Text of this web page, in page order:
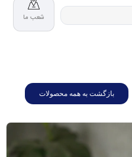
شعب ما
بازگشت به همه محصولات